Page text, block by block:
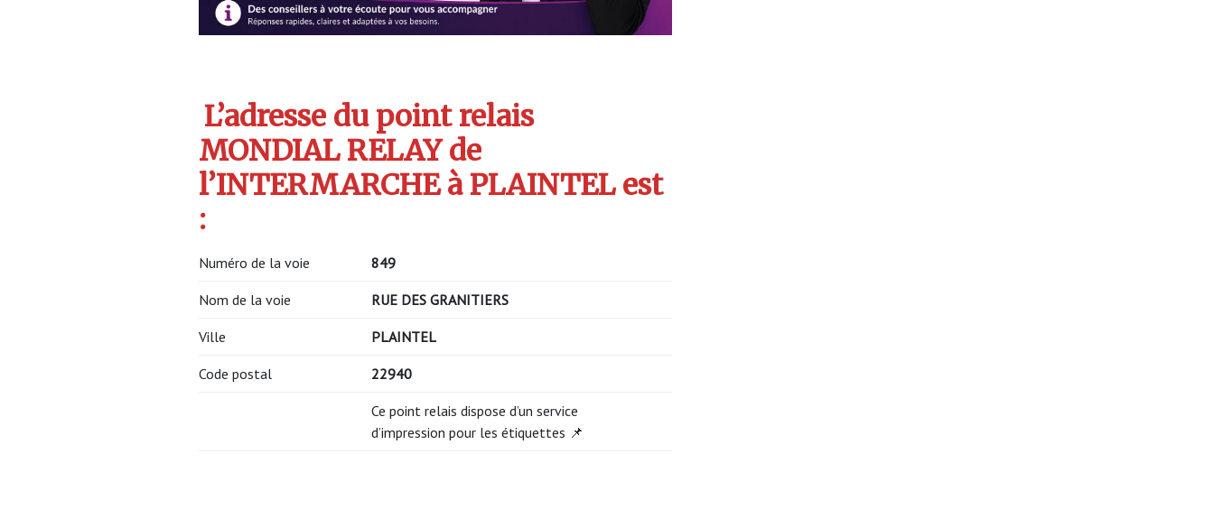
L’adresse du point relais
MONDIAL RELAY de
l’INTERMARCHE à PLAINTEL est
:
Numéro de la voie 849
Nom de la voie RUE DES GRANITIERS
Ville PLAINTEL
Code postal 22940
Ce point relais dispose d’un service
d’impression pour les étiquettes 📌